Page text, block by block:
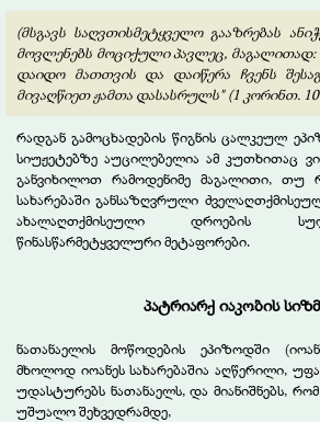
(მსგავს საღვთისმეტყველო გააზრებას
მოვლენებს მოციქული პავლეც, მაგალითად:
დაიდო მათთვის და დაიწერა ჩვენს
მივაღწიეთ ჟამთა დასასრულს" (1 კორინთ.
რადგან გამოცხადების წიგნის ცალკეულ
სიუჟეტებზე აუცილებელია ამ კუთხითაც
განვიხილოთ რამოდენიმე მაგალითი, თუ
სახარებაში განსაზღვრული
ახალაღთქმისეული დროების
წინასწარმეტყველური მეტაფორები.
პატრიარქ იაკობის
ნათანაელის მოწოდების ეპიზოდში
მხოლოდ იოანეს სახარებაშია აღწერილი,
უდასტურებს ნათანაელს, და მიანიშნებს,
უშუალო შეხვედრამდე,